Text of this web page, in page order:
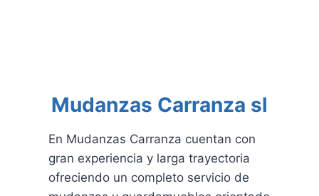
Mudanzas Carranza sl
En Mudanzas Carranza cuentan con
gran experiencia y larga trayectoria
ofreciendo un completo servicio de